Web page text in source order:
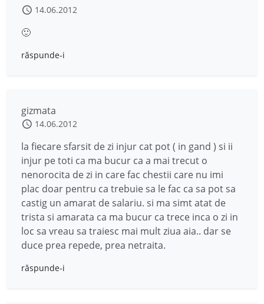
14.06.2012
🙂
răspunde-i
gizmata
14.06.2012
la fiecare sfarsit de zi injur cat pot ( in gand ) si ii
injur pe toti ca ma bucur ca a mai trecut o
nenorocita de zi in care fac chestii care nu imi
plac doar pentru ca trebuie sa le fac ca sa pot sa
castig un amarat de salariu. si ma simt atat de
trista si amarata ca ma bucur ca trece inca o zi in
loc sa vreau sa traiesc mai mult ziua aia.. dar se
duce prea repede, prea netraita.
răspunde-i